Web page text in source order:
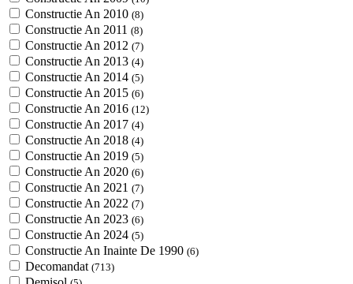
Constructie An 2010 (8)
Constructie An 2011 (8)
Constructie An 2012 (7)
Constructie An 2013 (4)
Constructie An 2014 (5)
Constructie An 2015 (6)
Constructie An 2016 (12)
Constructie An 2017 (4)
Constructie An 2018 (4)
Constructie An 2019 (5)
Constructie An 2020 (6)
Constructie An 2021 (7)
Constructie An 2022 (7)
Constructie An 2023 (6)
Constructie An 2024 (5)
Constructie An Inainte De 1990 (6)
Decomandat (713)